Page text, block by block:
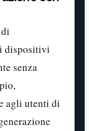
dispositivi
senza
agli utenti di